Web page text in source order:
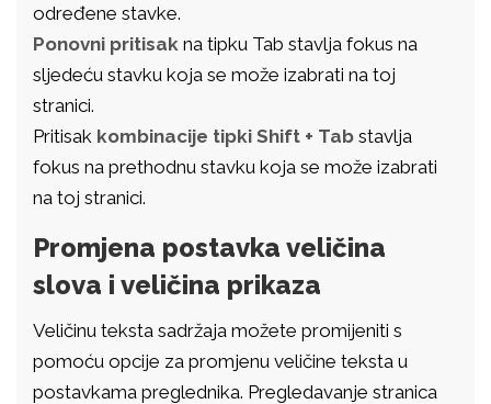
određene stavke.
Ponovni pritisak na tipku Tab stavlja fokus na
sljedeću stavku koja se može izabrati na toj
stranici.
Pritisak kombinacije tipki Shift + Tab stavlja
fokus na prethodnu stavku koja se može izabrati
na toj stranici.
Promjena postavka veličina
slova i veličina prikaza
Veličinu teksta sadržaja možete promijeniti s
pomoću opcije za promjenu veličine teksta u
postavkama preglednika. Pregledavanje stranica